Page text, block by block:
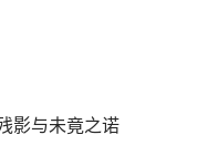
影与未竟之诺